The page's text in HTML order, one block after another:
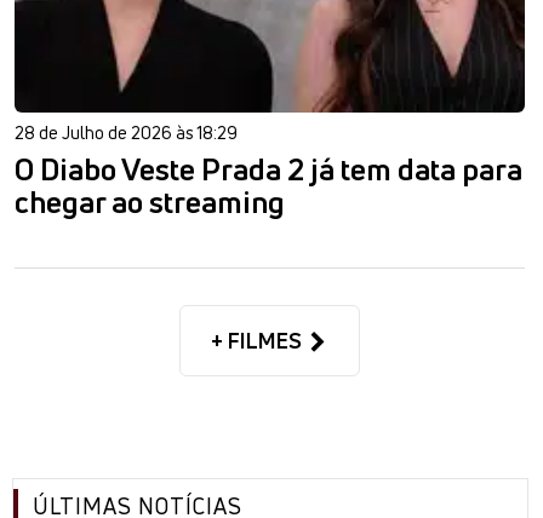
28 de Julho de 2026 às 18:29
O Diabo Veste Prada 2 já tem data para
chegar ao streaming
+ FILMES
ÚLTIMAS NOTÍCIAS